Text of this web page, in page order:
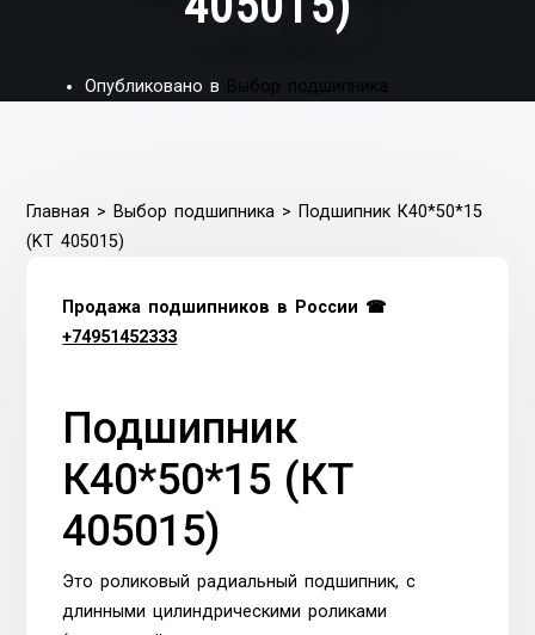
Опубликовано в Выбор подшипника
Главная > Выбор подшипника > Подшипник К40*50*15
(KT 405015)
Продажа подшипников в России ☎
+74951452333
Подшипник
К40*50*15 (КT
405015)
Это роликовый радиальный подшипник, с
длинными цилиндрическими роликами